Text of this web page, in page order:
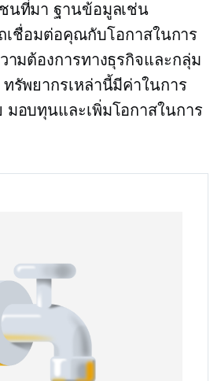
นที่มา ฐานข้อมูลเช่น
เชื่อมต่อคุณกับโอกาสในการ
ามต้องการทางธุรกิจและกลุ่ม
รัพยากรเหล่านี้มีค่าในการ
มอบทุนและเพิ่มโอกาสในการ